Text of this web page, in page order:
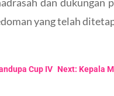
yang telah
Cup IV Next: Kepala